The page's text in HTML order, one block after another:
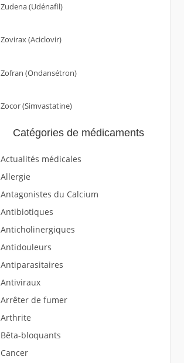
Zudena (Udénafil)
Zovirax (Aciclovir)
Zofran (Ondansétron)
Zocor (Simvastatine)
Catégories de médicaments
Actualités médicales
Allergie
Antagonistes du Calcium
Antibiotiques
Anticholinergiques
Antidouleurs
Antiparasitaires
Antiviraux
Arrêter de fumer
Arthrite
Bêta-bloquants
Cancer